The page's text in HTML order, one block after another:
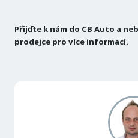
Přijďte k nám do CB Auto a
prodejce pro více informací.